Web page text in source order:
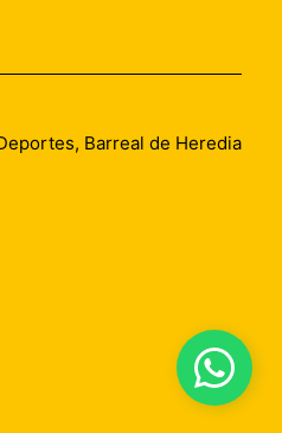
Barreal de Heredia